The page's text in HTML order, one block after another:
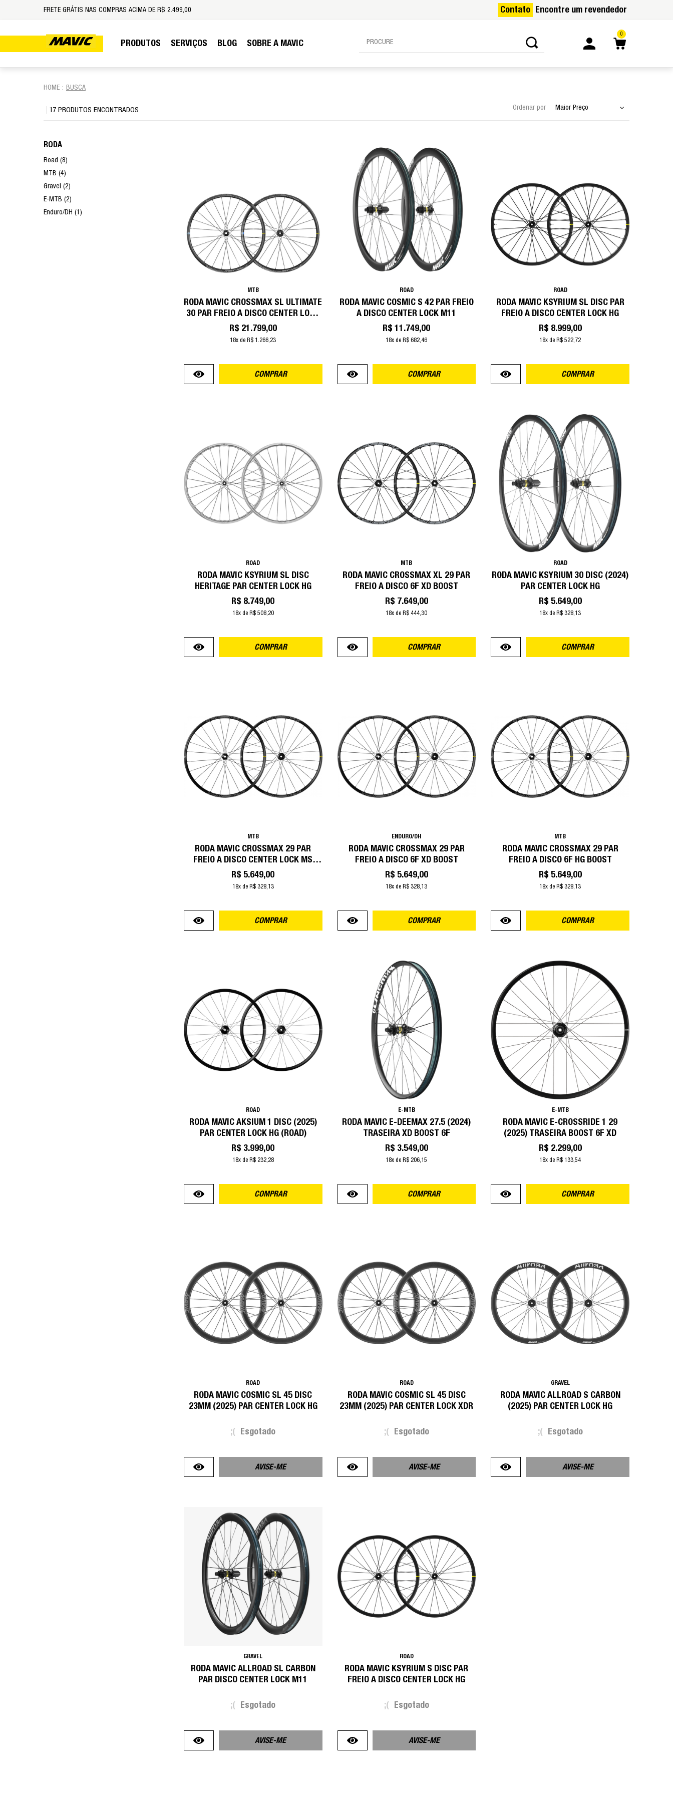
FRETE GRÁTIS NAS COMPRAS ACIMA DE R$ 2.499,00 Contato Encontre um revendedor
PRODUTOS SERVIÇOS BLOG SOBRE A MAVIC
0
BUSCA
17 PRODUTOS ENCONTRADOS Ordenar por Maior Preço
RODA
Road (8)
MTB (4)
Gravel (2)
E-MTB (2)
Enduro/DH (1)
MTB
RODA MAVIC CROSSMAX SL ULTIMATE
30 PAR FREIO A DISCO CENTER LOCK
MS BOOST
R$ 21.799,00
18x de R$ 1.266,23
COMPRAR
ROAD
RODA MAVIC COSMIC S 42 PAR FREIO
A DISCO CENTER LOCK M11
R$ 11.749,00
18x de R$ 682,46
COMPRAR
ROAD
RODA MAVIC KSYRIUM SL DISC PAR
FREIO A DISCO CENTER LOCK HG
R$ 8.999,00
18x de R$ 522,72
COMPRAR
ROAD
RODA MAVIC KSYRIUM SL DISC
HERITAGE PAR CENTER LOCK HG
R$ 8.749,00
18x de R$ 508,20
COMPRAR
MTB
RODA MAVIC CROSSMAX XL 29 PAR
FREIO A DISCO 6F XD BOOST
R$ 7.649,00
18x de R$ 444,30
COMPRAR
ROAD
RODA MAVIC KSYRIUM 30 DISC (2024)
PAR CENTER LOCK HG
R$ 5.649,00
18x de R$ 328,13
COMPRAR
MTB
RODA MAVIC CROSSMAX 29 PAR
FREIO A DISCO CENTER LOCK MS
BOOST
R$ 5.649,00
18x de R$ 328,13
COMPRAR
ENDURO/DH
RODA MAVIC CROSSMAX 29 PAR
FREIO A DISCO 6F XD BOOST
R$ 5.649,00
18x de R$ 328,13
COMPRAR
MTB
RODA MAVIC CROSSMAX 29 PAR
FREIO A DISCO 6F HG BOOST
R$ 5.649,00
18x de R$ 328,13
COMPRAR
ROAD
RODA MAVIC AKSIUM 1 DISC (2025)
PAR CENTER LOCK HG (ROAD)
R$ 3.999,00
18x de R$ 232,28
COMPRAR
E-MTB
RODA MAVIC E-DEEMAX 27.5 (2024)
TRASEIRA XD BOOST 6F
R$ 3.549,00
18x de R$ 206,15
COMPRAR
E-MTB
RODA MAVIC E-CROSSRIDE 1 29
(2025) TRASEIRA BOOST 6F XD
R$ 2.299,00
18x de R$ 133,54
COMPRAR
ROAD
RODA MAVIC COSMIC SL 45 DISC
23MM (2025) PAR CENTER LOCK HG
;( Esgotado
AVISE-ME
ROAD
RODA MAVIC COSMIC SL 45 DISC
23MM (2025) PAR CENTER LOCK XDR
;( Esgotado
AVISE-ME
GRAVEL
RODA MAVIC ALLROAD S CARBON
(2025) PAR CENTER LOCK HG
;( Esgotado
AVISE-ME
GRAVEL
RODA MAVIC ALLROAD SL CARBON
PAR DISCO CENTER LOCK M11
;( Esgotado
AVISE-ME
ROAD
RODA MAVIC KSYRIUM S DISC PAR
FREIO A DISCO CENTER LOCK HG
;( Esgotado
AVISE-ME